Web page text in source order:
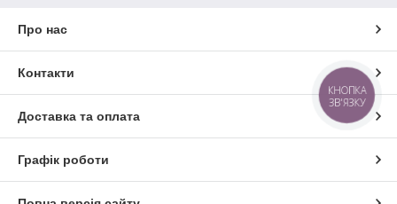
Про нас
Контакти
Доставка та оплата
Графік роботи
КНОПКА
ЗВ'ЯЗКУ